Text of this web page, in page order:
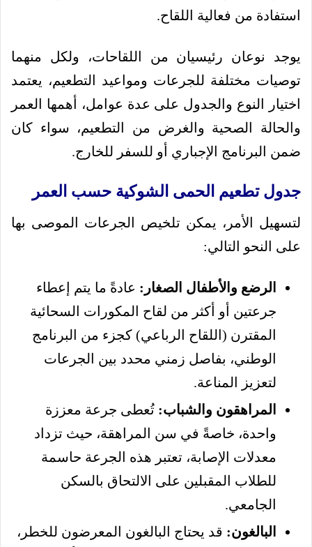
استفادة من فعالية اللقاح.
يوجد نوعان رئيسيان من اللقاحات، ولكل منهما
توصيات مختلفة للجرعات ومواعيد التطعيم، يعتمد
اختيار النوع والجدول على عدة عوامل، أهمها العمر
والحالة الصحية والغرض من التطعيم، سواء كان
ضمن البرنامج الإجباري أو للسفر للخارج.
جدول تطعيم الحمى الشوكية حسب العمر
لتسهيل الأمر، يمكن تلخيص الجرعات الموصى بها
على النحو التالي:
الرضع والأطفال الصغار: عادةً ما يتم إعطاء
جرعتين أو أكثر من لقاح المكورات السحائية
المقترن (اللقاح الرباعي) كجزء من البرنامج
الوطني، بفاصل زمني محدد بين الجرعات
لتعزيز المناعة.
المراهقون والشباب: تُعطى جرعة معززة
واحدة، خاصةً في سن المراهقة، حيث تزداد
معدلات الإصابة، تعتبر هذه الجرعة حاسمة
للطلاب المقبلين على الالتحاق بالسكن
الجامعي.
البالغون: قد يحتاج البالغون المعرضون للخطر،